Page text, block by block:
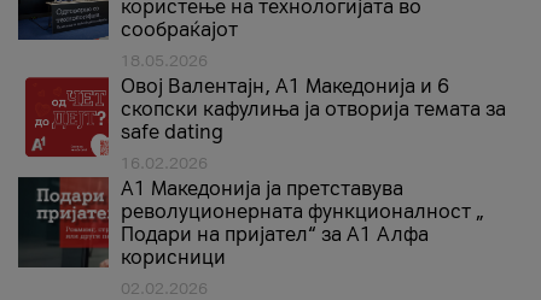
користење на технологијата во
сообраќајот
18.05.2026
Овој Валентајн, A1 Македонија и 6
скопски кафулиња ја отворија темата за
safe dating
16.02.2026
А1 Македонија ја претставува
револуционерната функционалност „
Подари на пријател“ за А1 Алфа
корисници
02.02.2026